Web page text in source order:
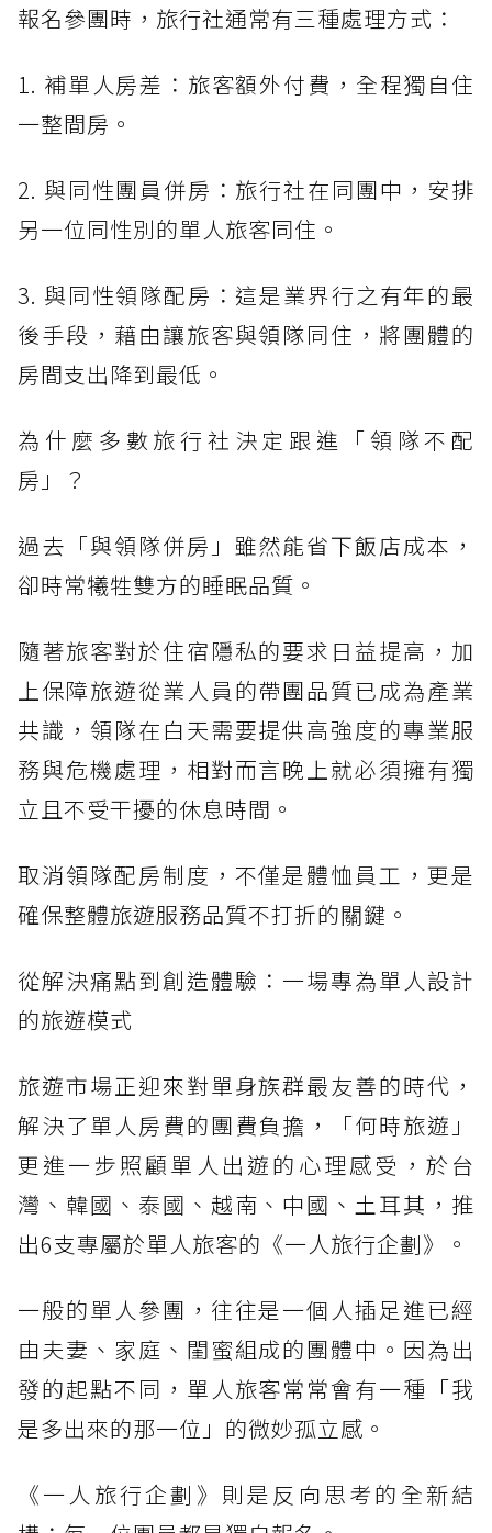
報名參團時，旅行社通常有三種處理方式：
1. 補單人房差：旅客額外付費，全程獨自住
一整間房。
2. 與同性團員併房：旅行社在同團中，安排
另一位同性別的單人旅客同住。
3. 與同性領隊配房：這是業界行之有年的最
後手段，藉由讓旅客與領隊同住，將團體的
房間支出降到最低。
為什麼多數旅行社決定跟進「領隊不配
房」？
過去「與領隊併房」雖然能省下飯店成本，
卻時常犧牲雙方的睡眠品質。
隨著旅客對於住宿隱私的要求日益提高，加
上保障旅遊從業人員的帶團品質已成為產業
共識，領隊在白天需要提供高強度的專業服
務與危機處理，相對而言晚上就必須擁有獨
立且不受干擾的休息時間。
取消領隊配房制度，不僅是體恤員工，更是
確保整體旅遊服務品質不打折的關鍵。
從解決痛點到創造體驗：一場專為單人設計
的旅遊模式
旅遊市場正迎來對單身族群最友善的時代，
解決了單人房費的團費負擔，「何時旅遊」
更進一步照顧單人出遊的心理感受，於台
灣、韓國、泰國、越南、中國、土耳其，推
出6支專屬於單人旅客的《一人旅行企劃》。
一般的單人參團，往往是一個人插足進已經
由夫妻、家庭、閨蜜組成的團體中。因為出
發的起點不同，單人旅客常常會有一種「我
是多出來的那一位」的微妙孤立感。
《一人旅行企劃》則是反向思考的全新結